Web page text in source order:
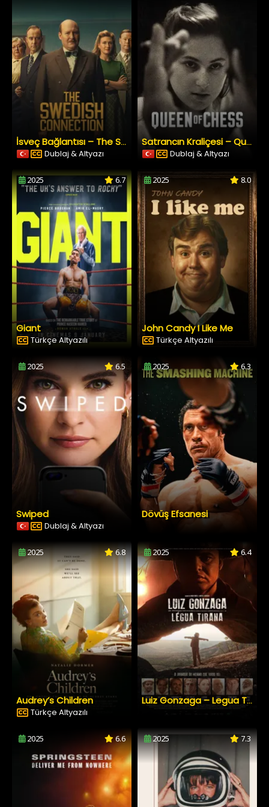
İsveç Bağlantısı – The Swedish Connection
Dublaj & Altyazı
Satrancın Kraliçesi – Queen of Chess
Dublaj & Altyazı
2025 6.7
Giant
Türkçe Altyazılı
2025 8.0
John Candy I Like Me
Türkçe Altyazılı
2025 6.5
Swiped
Dublaj & Altyazı
2025 6.3
Dövüş Efsanesi
2025 6.8
Audrey’s Children
Türkçe Altyazılı
2025 6.4
Luiz Gonzaga – Legua Tirana
2025 6.6 2025 7.3